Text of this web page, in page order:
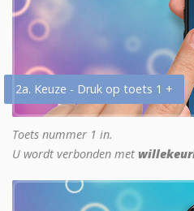
2a. Keuze - Druk op toets 1 +
Toets nummer 1 in.
U wordt verbonden met